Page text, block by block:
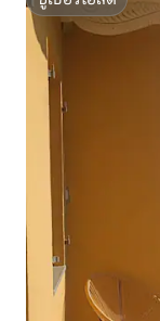
ซูเปอร์โฮสต์